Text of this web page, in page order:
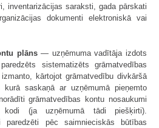
inventarizācijas saraksti, gada pārskati
dokumenti elektroniskā vai
plāns— uzņēmuma vadītāja izdots
sistematizēts grāmatvedības
kārtojot grāmatvedību divkāršā
saskaņā ar uzņēmumā pieņemto
grāmatvedības kontu nosaukumi
(ja uzņēmumā tādi piešķirti).
paredzēti pēc saimnieciskās būtības